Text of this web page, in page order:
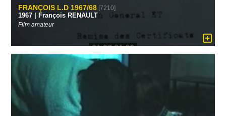
FRANÇOIS L.D 1967/68[7210]
1967 | François RENAULT
Film amateur